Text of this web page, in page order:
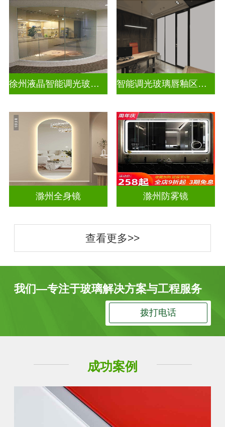
徐州液晶智能调光玻璃定做电话 智能调光玻璃唇釉区别图片高清
滁州全身镜 滁州防雾镜
查看更多>>
我们—专注于玻璃解决方案与工程服务
拨打电话
成功案例